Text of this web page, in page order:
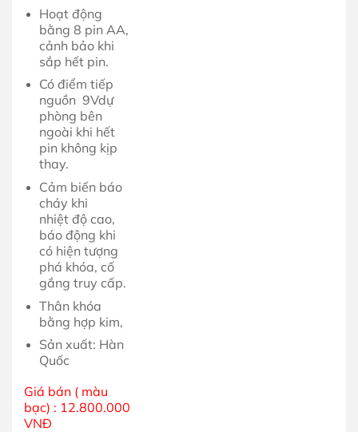
Hoạt động
bằng 8 pin AA,
cảnh bảo khi
sắp hết pin.
Có điểm tiếp
nguồn 9Vdự
phòng bên
ngoài khi hết
pin không kịp
thay.
Cảm biến báo
cháy khi
nhiệt độ cao,
báo động khi
có hiện tượng
phá khóa, cố
gắng truy cấp.
Thân khóa
bằng hợp kim,
Sản xuất: Hàn
Quốc
Giá bán ( màu
bạc) : 12.800.000
VNĐ